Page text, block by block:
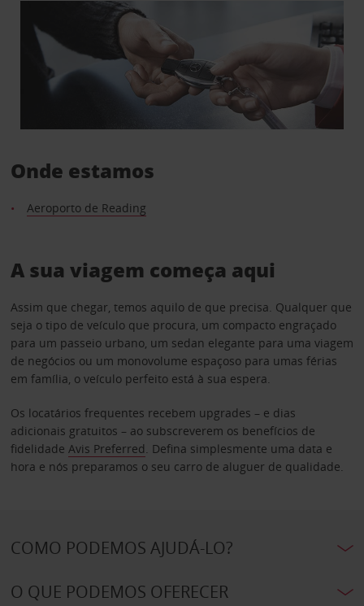
Onde estamos
Aeroporto de Reading
A sua viagem começa aqui
Assim que chegar, temos aquilo de que precisa. Qualquer que
seja o tipo de veículo que procura, um compacto engraçado
para um passeio urbano, um sedan elegante para uma viagem
de negócios ou um monovolume espaçoso para umas férias
em família, o veículo perfeito está à sua espera.
Os locatários frequentes recebem upgrades – e dias
adicionais gratuitos – ao subscreverem os benefícios de
fidelidade Avis Preferred. Defina simplesmente uma data e
hora e nós preparamos o seu carro de aluguer de qualidade.
COMO PODEMOS AJUDÁ-LO?
O QUE PODEMOS OFERECER